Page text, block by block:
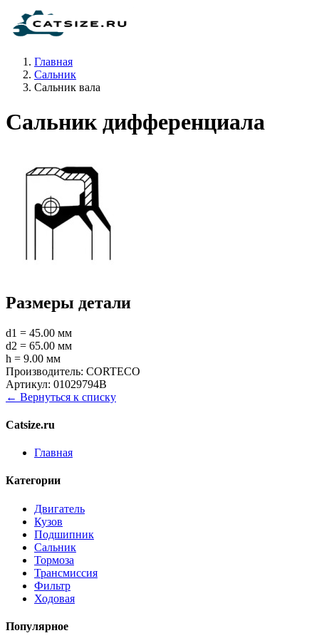
Главная
Сальник
Сальник вала
Сальник дифференциала
Размеры детали
d1 = 45.00 мм
d2 = 65.00 мм
h = 9.00 мм
Производитель: CORTECO
Артикул: 01029794B
← Вернуться к списку
Catsize.ru
Главная
Категории
Двигатель
Кузов
Подшипник
Сальник
Тормоза
Трансмиссия
Фильтр
Ходовая
Популярное